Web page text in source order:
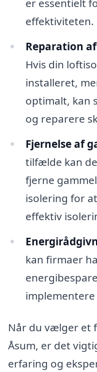
er essentielt
effektiviteten.
Reparation
Hvis din
installeret,
optimalt, kan
og reparere
Fjernelse af
tilfælde kan
fjerne
isolering for
effektiv
kan firmaer
Når du vælger et
Åsum, er det
erfaring og